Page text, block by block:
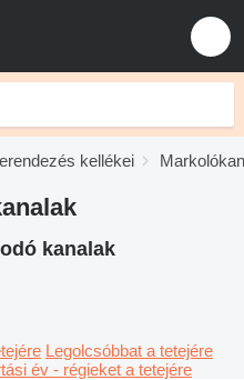
kellékei
kanalak
Legolcsóbbat a tetejére
év - régieket a tetejére